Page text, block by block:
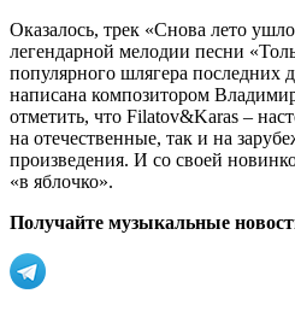
Оказалось, трек «Снова лето
легендарной мелодии песни
популярного шлягера последних
написана композитором
отметить, что Filatov&Karas –
на отечественные, так и на
произведения. И со своей
«в яблочко».
Получайте музыкальные